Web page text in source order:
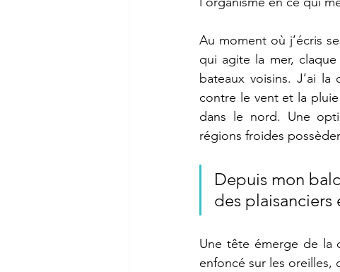
Au moment où j’écris
qui agite la mer,
bateaux voisins. J’ai
contre le vent et la
dans le nord. Une
régions froides
Depuis mon
des
Une tête émerge de la
enfoncé sur les oreilles,